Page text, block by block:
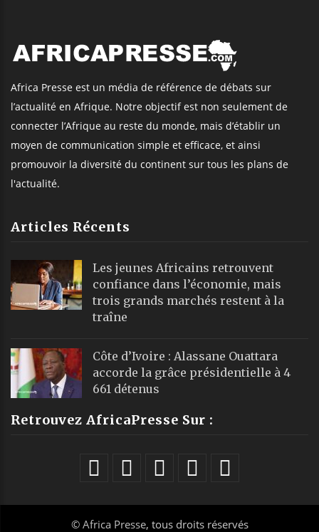
Africa Presse est un média de référence de débats sur
l’actualité en Afrique. Notre objectif est non seulement de
connecter l’Afrique au reste du monde, mais d’établir un
moyen de communication simple et efficace, et ainsi
promouvoir la diversité du continent sur tous les plans de
l'actualité.
Articles Récents
Les jeunes Africains retrouvent
confiance dans l’économie, mais
trois grands marchés restent à la
traîne
Côte d’Ivoire : Alassane Ouattara
accorde la grâce présidentielle à 4
661 détenus
Retrouvez AfricaPresse Sur :
© Africa Presse, tous droits réservés